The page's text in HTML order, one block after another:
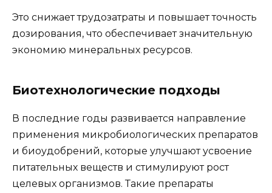
Это снижает трудозатраты и повышает точность
дозирования, что обеспечивает значительную
экономию минеральных ресурсов.
Биотехнологические подходы
В последние годы развивается направление
применения микробиологических препаратов
и биоудобрений, которые улучшают усвоение
питательных веществ и стимулируют рост
целевых организмов. Такие препараты